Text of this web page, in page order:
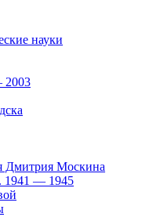
науки
2003
Дмитрия Москина
1941 — 1945